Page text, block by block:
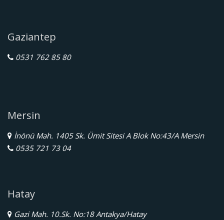
Gaziantep
0531 762 85 80
Mersin
İnönü Mah. 1405 Sk. Ümit Sitesi A Blok No:43/A Mersin
0535 721 73 04
Hatay
Gazi Mah. 10.Sk. No:18 Antakya/Hatay